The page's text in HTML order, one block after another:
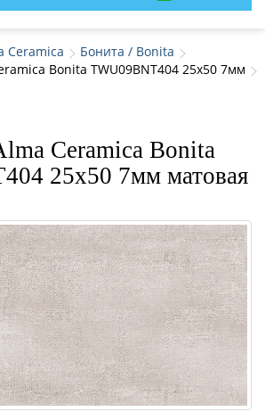
Ceramica
Бонита / Bonita
Bonita TWU09BNT404 25x50 7мм
Ceramica Bonita
25x50 7мм матовая